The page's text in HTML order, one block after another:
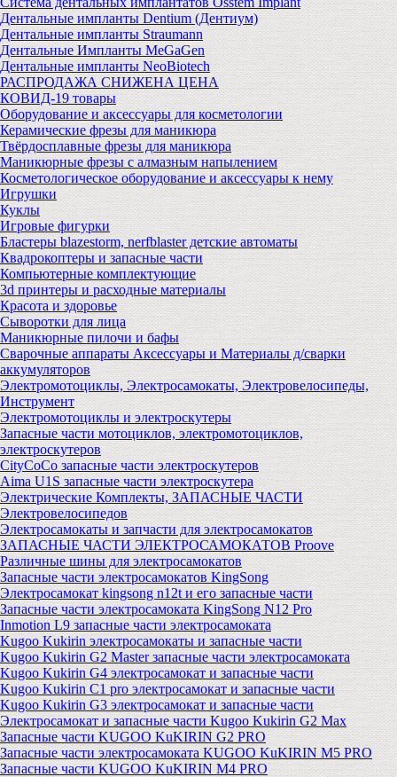
Дентальные импланты Dentium (Дентиум)
Дентальные импланты Straumann
Дентальные Импланты MeGaGen
Дентальные импланты NeoBiotech
РАСПРОДАЖА СНИЖЕНА ЦЕНА
КОВИД-19 товары
Оборудование и аксессуары для косметологии
Керамические фрезы для маникюра
Твёрдосплавные фрезы для маникюра
Маникюрные фрезы с алмазным напылением
Косметологическое оборудование и аксессуары к нему
Игрушки
Куклы
Игровые фигурки
Бластеры blazestorm, nerfblaster детские автоматы
Квадрокоптеры и запасные части
Компьютерные комплектующие
3d принтеры и расходные материалы
Красота и здоровье
Сыворотки для лица
Маникюрные пилочи и бафы
Сварочные аппараты Аксессуары и Материалы д/сварки
аккумуляторов
Электромотоциклы, Электросамокаты, Электровелосипеды,
Инструмент
Электромотоциклы и электроскутеры
Запасные части мотоциклов, электромотоциклов,
электроскутеров
CityCoCo запасные части электроскутеров
Aima U1S запасные части электроскутера
Электрические Комплекты, ЗАПАСНЫЕ ЧАСТИ
Электровелосипедов
Электросамокаты и запчасти для электросамокатов
ЗАПАСНЫЕ ЧАСТИ ЭЛЕКТРОСАМОКАТОВ Proove
Различные шины для электросамокатов
Запасные части электросамокатов KingSong
Электросамокат kingsong n12t и его запасные части
Запасные части электросамоката KingSong N12 Pro
Inmotion L9 запасные части электросамоката
Kugoo Kukirin электросамокаты и запасные части
Kugoo Kukirin G2 Master запасные части электросамоката
Kugoo Kukirin G4 электросамокат и запасные части
Kugoo Kukirin C1 pro электросамокат и запасные части
Kugoo Kukirin G3 электросамокат и запасные части
Электросамокат и запасные части Kugoo Kukirin G2 Max
Запасные части KUGOO KuKIRIN G2 PRO
Запасные части электросамоката KUGOO KuKIRIN M5 PRO
Запасные части KUGOO KuKIRIN M4 PRO